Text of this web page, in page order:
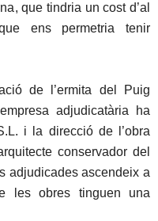
que tindria un cost d’al
ens permetria tenir
de l’ermita del Puig
adjudicatària ha
i la direcció de l’obra
conservador del
adjudicades ascendeix a
les obres tinguen una